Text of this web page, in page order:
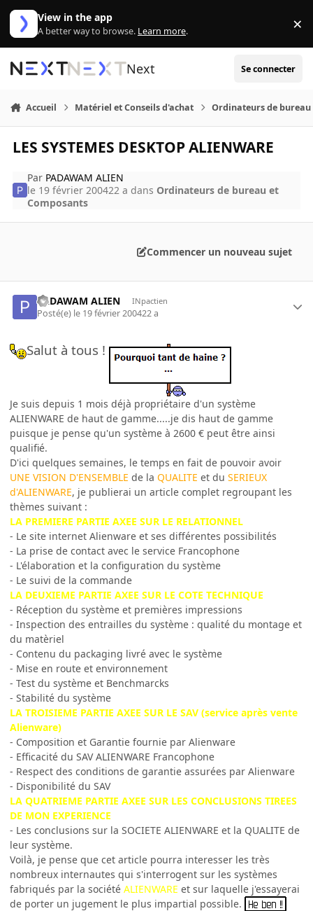
Aller au contenu
View in the app
A better way to browse. Learn more. ×
Next Se connecter
Accueil Matériel et Conseils d'achat Ordinateurs de bureau
LES SYSTEMES DESKTOP ALIENWARE
Par PADAWAM ALIEN
le 19 février 200422 a dans Ordinateurs de bureau et
Composants
Commencer un nouveau sujet
PADAWAM ALIEN INpactien
Posté(e) le 19 février 200422 a
Salut à tous !
Je suis depuis 1 mois déjà propriétaire d'un système
ALIENWARE de haut de gamme.....je dis haut de gamme
puisque je pense qu'un système à 2600 € peut être ainsi
qualifié.
D'ici quelques semaines, le temps en fait de pouvoir avoir
UNE VISION D'ENSEMBLE de la QUALITE et du SERIEUX
d'ALIENWARE, je publierai un article complet regroupant les
thèmes suivant :
LA PREMIERE PARTIE AXEE SUR LE RELATIONNEL
- Le site internet Alienware et ses différentes possibilités
- La prise de contact avec le service Francophone
- L'élaboration et la configuration du système
- Le suivi de la commande
LA DEUXIEME PARTIE AXEE SUR LE COTE TECHNIQUE
- Réception du système et premières impressions
- Inspection des entrailles du système : qualité du montage et
du matèriel
- Contenu du packaging livré avec le système
- Mise en route et environnement
- Test du système et Benchmarcks
- Stabilité du système
LA TROISIEME PARTIE AXEE SUR LE SAV (service après vente
Alienware)
- Composition et Garantie fournie par Alienware
- Efficacité du SAV ALIENWARE Francophone
- Respect des conditions de garantie assurées par Alienware
- Disponibilité du SAV
LA QUATRIEME PARTIE AXEE SUR LES CONCLUSIONS TIREES
DE MON EXPERIENCE
- Les conclusions sur la SOCIETE ALIENWARE et la QUALITE de
leur système.
Voilà, je pense que cet article pourra interesser les très
nombreux internautes qui s'interrogent sur les systèmes
fabriqués par la société ALIENWARE et sur laquelle j'essayerai
de porter un jugement le plus impartial possible.